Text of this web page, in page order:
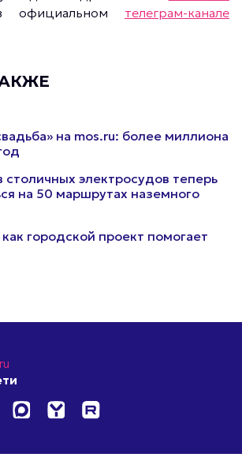
телеграм-канале
на mos.ru: более миллиона
электросудов теперь
на 50 маршрутах наземного
городской проект помогает